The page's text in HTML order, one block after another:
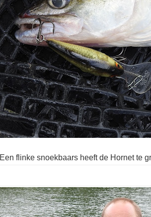
Een flinke snoekbaars heeft de Hornet te